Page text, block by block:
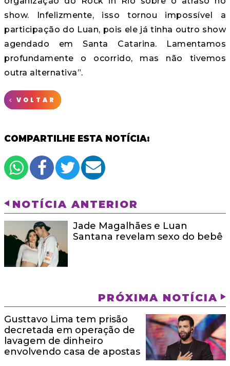
show. Infelizmente, isso tornou impossível a
participação do Luan, pois ele já tinha outro show
agendado em Santa Catarina. Lamentamos
profundamente o ocorrido, mas não tivemos
outra alternativa”.
VOLTAR
COMPARTILHE ESTA NOTÍCIA:
NOTÍCIA ANTERIOR
Jade Magalhães e Luan
Santana revelam sexo do bebê
PRÓXIMA NOTÍCIA
Gusttavo Lima tem prisão
decretada em operação de
lavagem de dinheiro
envolvendo casa de apostas